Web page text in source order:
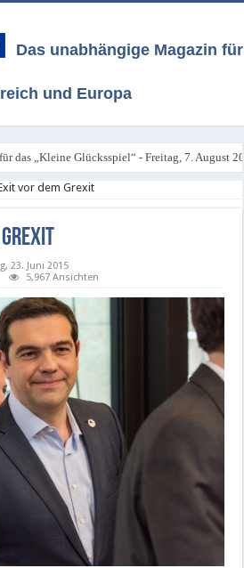
Das unabhängige Magazin für
und Europa
das „Kleine Glücksspiel“ - Freitag, 7. August
neues Glücksspiel-Gesetz / Stand 4. August
vor dem Grexit
23. Juni 2015
5,967 Ansichten